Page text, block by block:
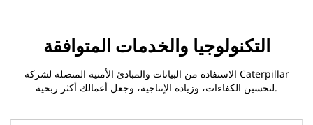
التكنولوجيا والخدمات المتوافقة
الاستفادة من البيانات والمبادئ الأمنية المتصلة لشركة Caterpillar
لتحسين الكفاءات، وزيادة الإنتاجية، وجعل أعمالك أكثر ربحية.